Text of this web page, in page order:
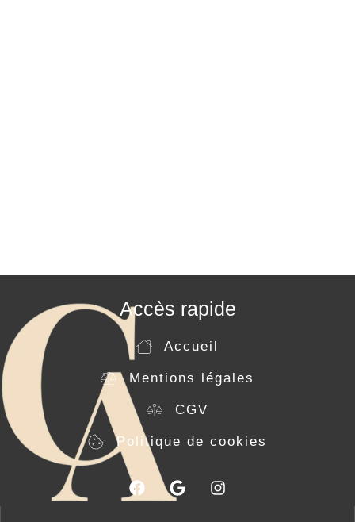
Accès rapide
Accueil
Mentions légales
CGV
Politique de cookies